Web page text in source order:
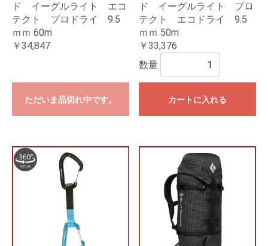
ド イーグルライト エコ
テクト プロドライ 9.5
ｍｍ 60m
￥34,847
ただいま品切れ中です。
ド イーグルライト プロ
テクト エコドライ 9.5
ｍｍ 50m
￥33,376
数量
カートに入れる